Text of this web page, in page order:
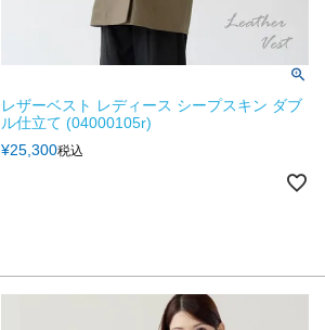
レザーベスト レディース シープスキン ダブ
ル仕立て (04000105r)
¥25,300税込